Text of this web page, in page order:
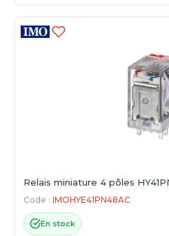
Relais miniature 4 pôles
Code : IMOHYE41PN48AC
En stock